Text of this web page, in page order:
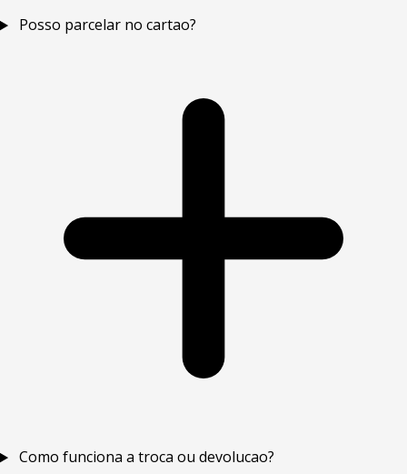
Posso parcelar no cartao?
Como funciona a troca ou devolucao?